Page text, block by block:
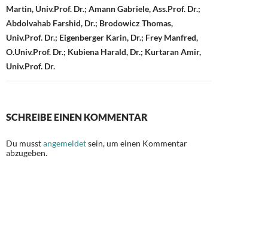
Martin, Univ.Prof. Dr.; Amann Gabriele, Ass.Prof. Dr.;
Abdolvahab Farshid, Dr.; Brodowicz Thomas,
Univ.Prof. Dr.; Eigenberger Karin, Dr.; Frey Manfred,
O.Univ.Prof. Dr.; Kubiena Harald, Dr.; Kurtaran Amir,
Univ.Prof. Dr.
SCHREIBE EINEN KOMMENTAR
Du musstangemeldetsein, um einen Kommentar
abzugeben.